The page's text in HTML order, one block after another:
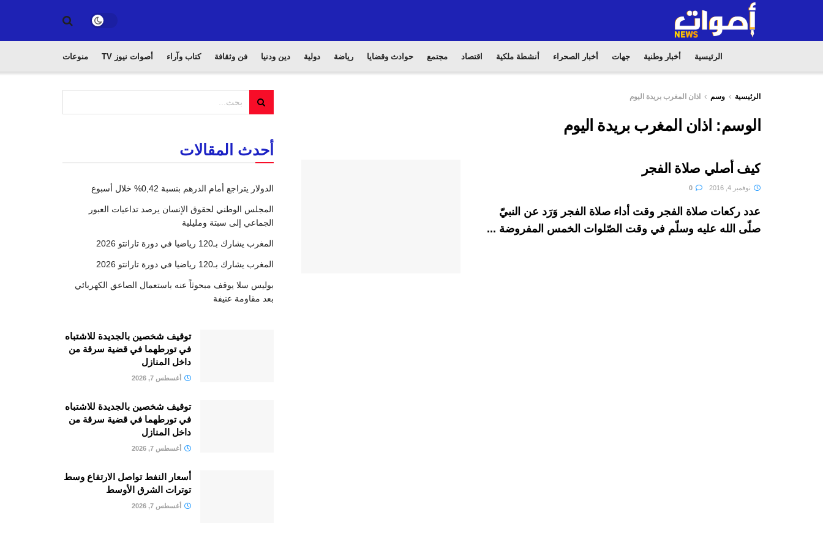
الرئيسية أخبار وطنية جهات أخبار الصحراء أنشطة ملكية اقتصاد مجتمع حوادث وقضايا رياضة دولية دين ودنيا فن وثقافة كتاب وآراء أصوات نيوز TV منوعات
الرئيسية وسم اذان المغرب بريدة اليوم
الوسم: اذان المغرب بريدة اليوم
كيف أصلي صلاة الفجر
نوفمبر 4, 2016
عدد ركعات صلاة الفجر وقت أداء صلاة الفجر وَرَد عن النبيّ
صلّى الله عليه وسلّم في وقت الصّلوات الخمس المفروضة ...
أحدث المقالات
الدولار يتراجع أمام الدرهم بنسبة 0,42% خلال أسبوع
المجلس الوطني لحقوق الإنسان يرصد تداعيات العبور
الجماعي إلى سبتة ومليلية
المغرب يشارك بـ120 رياضيا في دورة تارانتو 2026
المغرب يشارك بـ120 رياضيا في دورة تارانتو 2026
بوليس سلا يوقف مبحوثاً عنه باستعمال الصاعق الكهربائي
بعد مقاومة عنيفة
توقيف شخصين بالجديدة للاشتباه
في تورطهما في قضية سرقة من
داخل المنازل
أغسطس 7, 2026
توقيف شخصين بالجديدة للاشتباه
في تورطهما في قضية سرقة من
داخل المنازل
أغسطس 7, 2026
أسعار النفط تواصل الارتفاع وسط
توترات الشرق الأوسط
أغسطس 7, 2026